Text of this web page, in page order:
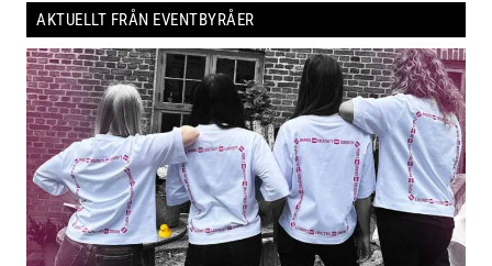
AKTUELLT FRÅN EVENTBYRÅER